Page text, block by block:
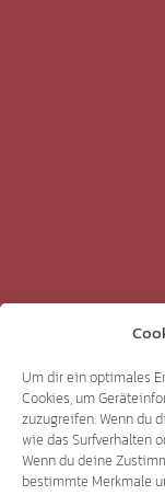
Um dir ein optimales
Cookies, um
zuzugreifen. Wenn du
wie das Surfverhalten
Wenn du deine
bestimmte Merkmale